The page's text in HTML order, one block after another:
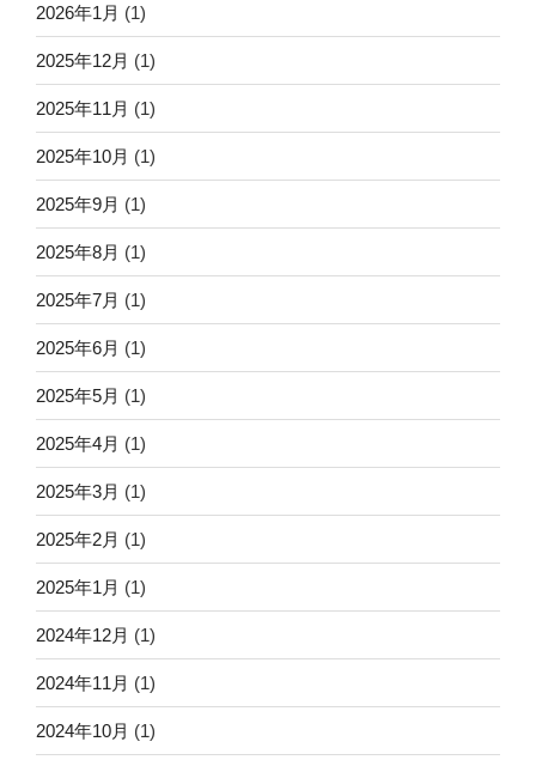
2026年1月 (1)
2025年12月 (1)
2025年11月 (1)
2025年10月 (1)
2025年9月 (1)
2025年8月 (1)
2025年7月 (1)
2025年6月 (1)
2025年5月 (1)
2025年4月 (1)
2025年3月 (1)
2025年2月 (1)
2025年1月 (1)
2024年12月 (1)
2024年11月 (1)
2024年10月 (1)